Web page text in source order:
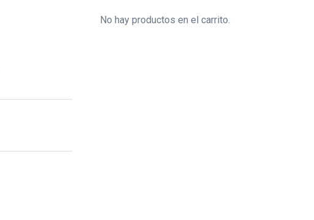
No hay productos en el carrito.